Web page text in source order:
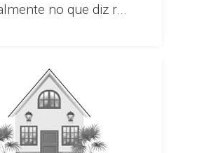
no que diz r...